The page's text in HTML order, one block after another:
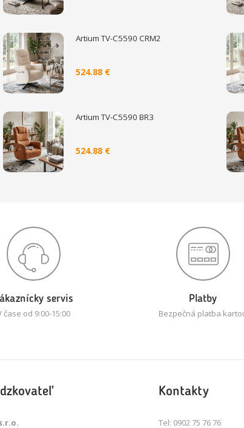
Artium TV-C5590 CRM2
524.88 €
Artium TV-C5590 BR3
524.88 €
servis
čase od 9:00-15:00
Platby
Bezpečná platba
Kontakty
Tel: 0902 75 76 76